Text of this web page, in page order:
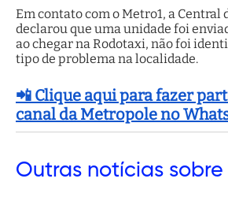
Em contato com o Metro1, a Central
declarou que uma unidade foi
ao chegar na Rodotaxi, não foi
tipo de problema na localidade.
📲 Clique aqui para fazer
canal da Metropole no
Outras notícias sobre